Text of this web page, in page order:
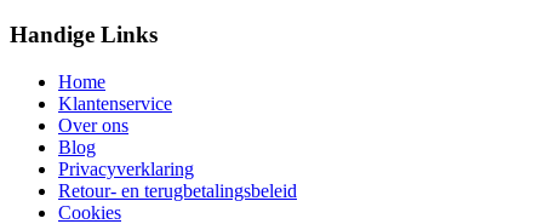
Handige Links
Home
Klantenservice
Over ons
Blog
Privacyverklaring
Retour- en terugbetalingsbeleid
Cookies